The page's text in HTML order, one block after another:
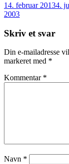
14. februar 20134.
2003
Skriv et svar
Din e-mailadresse
markeret med *
Kommentar *
Navn *